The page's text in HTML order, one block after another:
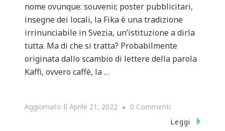
nome ovunque: souvenir, poster pubblicitari,
insegne dei locali, la Fika è una tradizione
irrinunciabile in Svezia, un’istituzione a dirla
tutta. Ma di che si tratta? Probabilmente
originata dallo scambio di lettere della parola
Kaffi, ovvero caffè, la …
Aggiornato Il Aprile 21, 2022 0 Commenti
LA
Leggi